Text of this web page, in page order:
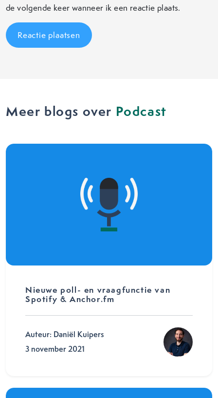
de volgende keer wanneer ik een reactie plaats.
Meer blogs over Podcast
Nieuwe poll- en vraagfunctie van
Spotify & Anchor.fm
Auteur: Daniël Kuipers
3 november 2021